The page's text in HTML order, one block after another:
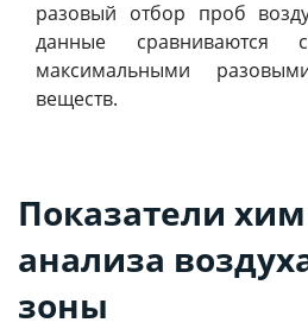
разовый отбор проб
данные сравниваются
максимальными
веществ.
Показатели
анализа
зоны